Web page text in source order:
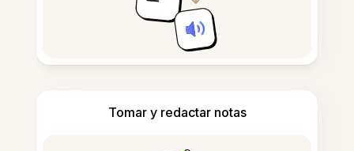
Tomar y redactar notas